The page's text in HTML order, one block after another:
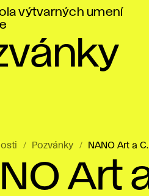
výtvarných umení
Pozvánky NANO Art a
Art